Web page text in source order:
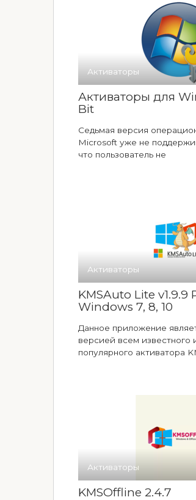
Активаторы
Активаторы для
Bit
Седьмая версия
Microsoft уже не
что пользователь не
Активаторы
KMSAuto Lite v1.9.9
Windows 7, 8, 10
Данное приложение
версией всем известного
популярного активатора
Активаторы
KMSOffline 2.4.7